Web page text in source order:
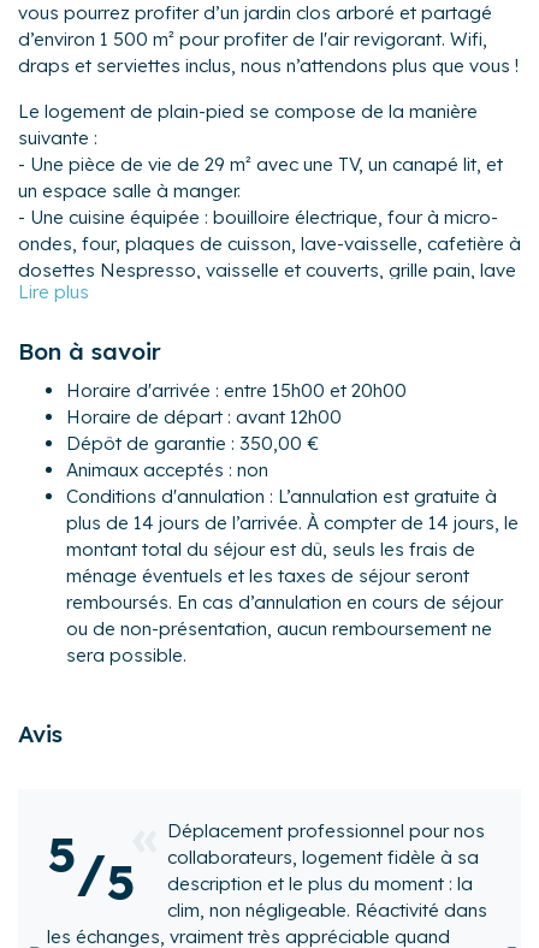
vous pourrez profiter d’un jardin clos arboré et partagé
d’environ 1 500 m² pour profiter de l'air revigorant. Wifi,
draps et serviettes inclus, nous n’attendons plus que vous !
Le logement de plain-pied se compose de la manière
suivante :
- Une pièce de vie de 29 m² avec une TV, un canapé lit, et
un espace salle à manger.
- Une cuisine équipée : bouilloire électrique, four à micro-
ondes, four, plaques de cuisson, lave-vaisselle, cafetière à
dosettes Nespresso, vaisselle et couverts, grille pain, lave
-linge...
- Chambre 2 vue sur le jardin : deux lits simples.
- Un WC séparé.
Extérieur :
- Un jardin partagé de 1500 m² avec mobilier pour profiter
des beaux jours. Le jardin est accessible en contournant la
maison.
- Un parking privé au sein de la propriété pouvant accueillir
1 véhicule.
Quartier :
L’appartement est idéalement situé dans Gisors à deux
commerces essentiels mais aussi de boutiques,
- Lyons-La-Forêt situé à 29.8 km (32 minutes en voiture).
- Giverny situé à 35.7 km (34 minutes en voiture).
- Beauvais situé à 33.4 km (37 minutes en voiture).
- Rouen situé à 60.2 km (1h10 en voiture).
- Paris situé à 74.1 km (1h20 en voiture).
Bon à savoir
Horaire d'arrivée : entre 15h00 et 20h00
Horaire de départ : avant 12h00
Dépôt de garantie : 350,00 €
Animaux acceptés : non
Conditions d'annulation : L’annulation est gratuite à
plus de 14 jours de l’arrivée. À compter de 14 jours, le
montant total du séjour est dû, seuls les frais de
ménage éventuels et les taxes de séjour seront
remboursés. En cas d’annulation en cours de séjour
ou de non-présentation, aucun remboursement ne
sera possible.
Avis
fidèle à sa
moment : la
quand
5/5
le logement est tres
emplacement est tres
pouvons faire nos
pied c est la seconde
venons au vexin nous y reviendront